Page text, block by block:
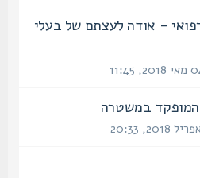
- אודה לעצתם של בעלי
במשטרה